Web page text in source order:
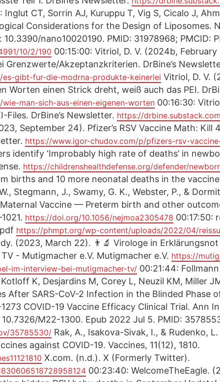
CT, Sorrin AJ, Kuruppu T, Vig S, Cicalo J,
Considerations for the Design of Liposomes.
nano10020190. PMID: 31978968; PMCID:
10/2/190 00:15:00: Vitriol, D. V. (2024b,
Grenzwerte/Akzeptanzkriterien. DrBine’s
gibt-fur-die-modrna-produkte-keinerlei Vitriol, D. V.
Worten einen Strick dreht, weiß auch das PEI.
man-sich-aus-einen-eigenen-worten 00:16:30:
Files. DrBine’s Newsletter. https://
September 24). Pfizer’s RSV Vaccine Math: Kill
https://www.igor-chudov.com/p/pfizers-rsv-
identify ‘Improbably high rate of deaths’ in
https://childrenshealthdefense.org/defender/
births and 10 more neonatal deaths in the
Stegmann, J., Swamy, G. K., Webster, P., &
Vaccine — Preterm birth and other
https://doi.org/10.1056/nejmoa2305478 00:17:50:
https://phmpt.org/wp-content/uploads/2022/04/
(2023, March 22). 👨‍🔬 Virologe in Erklärungsnot
- Mutigmacher e.V. Mutigmacher e.V. https://
im-interview-bei-mutigmacher-tv/ 00:21:44:
K, Desjardins M, Corey L, Neuzil KM, Miller
After SARS-CoV-2 Infection in the Blinded Phase
COVID-19 Vaccine Efficacy Clinical Trial. Ann
M22-1300. Epub 2022 Jul 5. PMID:
35785530/ Rak, A., Isakova-Sivak, I., & Rudenko,
against COVID-19. Vaccines, 11(12), 1810.
X.com. (n.d.). X (Formerly Twitter).
00:23:40: WelcomeTheEagle.